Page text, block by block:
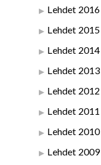
Lehdet 2016
Lehdet 2015
Lehdet 2014
Lehdet 2013
Lehdet 2012
Lehdet 2011
Lehdet 2010
Lehdet 2009